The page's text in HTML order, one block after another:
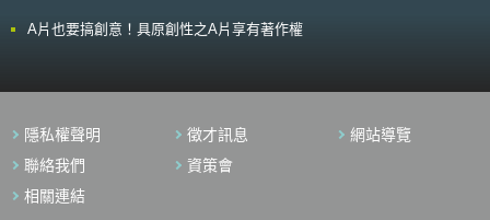
A片也要搞創意！具原創性之A片享有著作權
隱私權聲明 徵才訊息
網站導覽
聯絡我們
資策會
相關連結